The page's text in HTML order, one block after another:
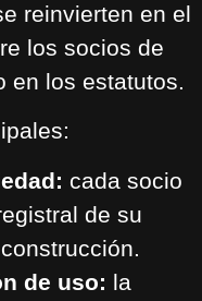
reinvierten en el
los socios de
en los estatutos.
cada socio
de su
de uso: la